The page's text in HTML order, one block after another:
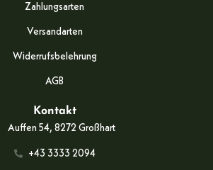
Zahlungsarten
Versandarten
Widerrufsbelehrung
AGB
Kontakt
Auffen 54, 8272 Großhart
+43 3333 2094